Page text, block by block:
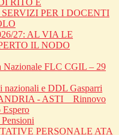
RITO E
PER I DOCENTI
27: AL VIA LE
IL NODO
Nazionale FLC CGIL – 29
nazionali e DDL Gasparri
- ASTI _ Rinnovo
Espero
PERSONALE ATA